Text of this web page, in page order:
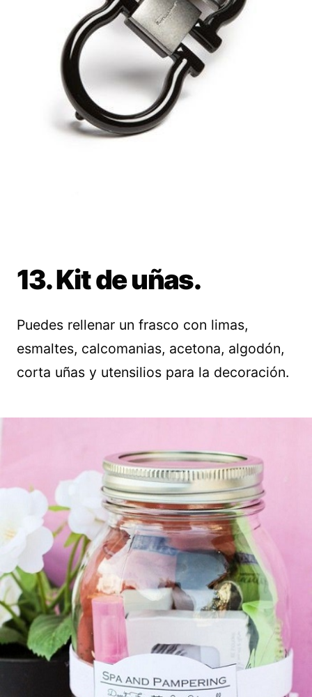
13. Kit de uñas.
Puedes rellenar un frasco con limas,
esmaltes, calcomanias, acetona, algodón,
corta uñas y utensilios para la decoración.